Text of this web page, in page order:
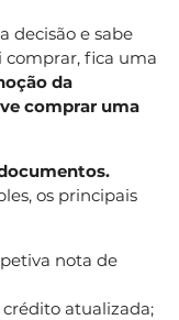
decisão e sabe
comprar, fica uma
da
comprar uma
os principais
nota de
atualizada;